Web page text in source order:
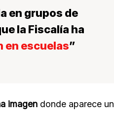
en grupos de
la Fiscalía ha
en escuelas”
imagen donde aparece un